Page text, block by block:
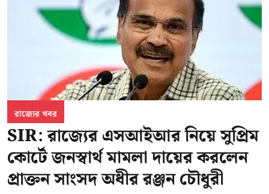
রাজ্যের খবর
SIR: রাজ্যের এসআইআর নিয়ে সুপ্রিম
কোর্টে জনস্বার্থ মামলা দায়ের করলেন
প্রাক্তন সাংসদ অধীর রঞ্জন চৌধুরী